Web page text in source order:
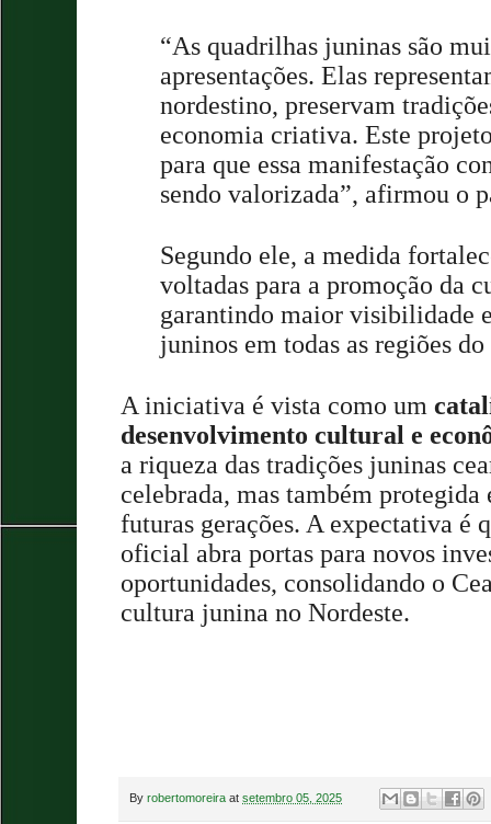
“As quadrilhas juninas são
apresentações. Elas
nordestino, preservam
economia criativa. Este
para que essa manifestação
sendo valorizada”, afirmou o
Segundo ele, a medida
voltadas para a promoção da
garantindo maior visibilidade
juninos em todas as regiões do
A iniciativa é vista como um
desenvolvimento cultural e
a riqueza das tradições juninas
celebrada, mas também protegida
futuras gerações. A expectativa é
oficial abra portas para novos
oportunidades, consolidando o
cultura junina no Nordeste.
By robertomoreira at setembro 05, 2025